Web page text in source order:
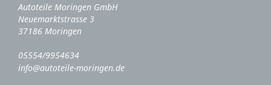
Autoteile Moringen GmbH
Neuemarktstrasse 3
37186 Moringen
05554/9954634
info@autoteile-moringen.de